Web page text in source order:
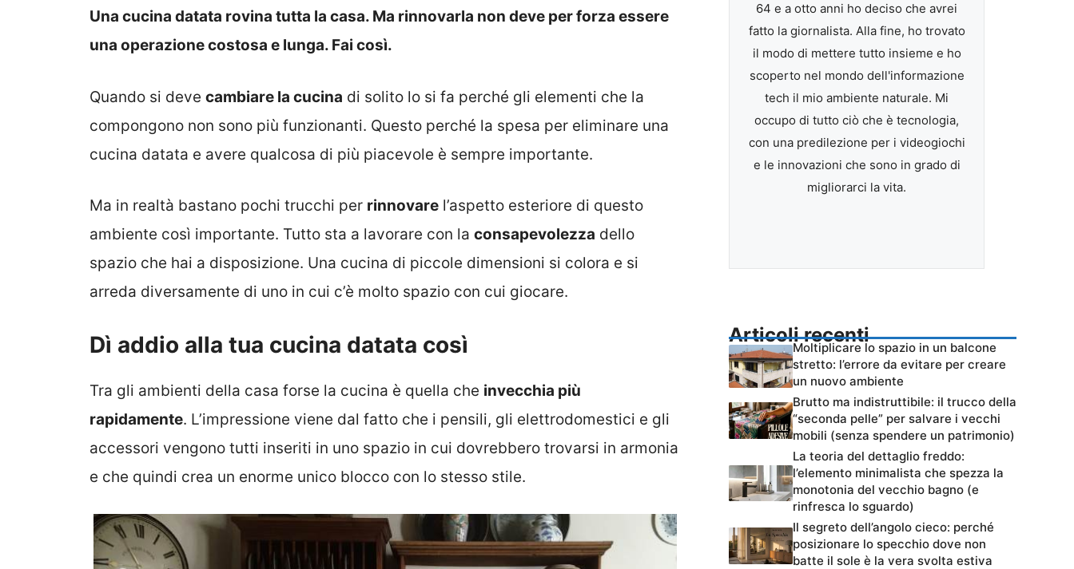
Una cucina datata rovina tutta la casa. Ma rinnovarla non deve per forza essere
una operazione costosa e lunga. Fai così.
Quando si deve cambiare la cucina di solito lo si fa perché gli elementi che la
compongono non sono più funzionanti. Questo perché la spesa per eliminare una
cucina datata e avere qualcosa di più piacevole è sempre importante.
Ma in realtà bastano pochi trucchi per rinnovare l’aspetto esteriore di questo
ambiente così importante. Tutto sta a lavorare con la consapevolezza dello
spazio che hai a disposizione. Una cucina di piccole dimensioni si colora e si
arreda diversamente di uno in cui c’è molto spazio con cui giocare.
Dì addio alla tua cucina datata così
Tra gli ambienti della casa forse la cucina è quella che invecchia più
rapidamente. L’impressione viene dal fatto che i pensili, gli elettrodomestici e gli
accessori vengono tutti inseriti in uno spazio in cui dovrebbero trovarsi in armonia
e che quindi crea un enorme unico blocco con lo stesso stile.
64 e a otto anni ho deciso che avrei
fatto la giornalista. Alla fine, ho trovato
il modo di mettere tutto insieme e ho
scoperto nel mondo dell'informazione
tech il mio ambiente naturale. Mi
occupo di tutto ciò che è tecnologia,
con una predilezione per i videogiochi
e le innovazioni che sono in grado di
migliorarci la vita.
Articoli recenti
Moltiplicare lo spazio in un balcone
stretto: l’errore da evitare per creare
un nuovo ambiente
Brutto ma indistruttibile: il trucco della
“seconda pelle” per salvare i vecchi
mobili (senza spendere un patrimonio)
La teoria del dettaglio freddo:
l’elemento minimalista che spezza la
monotonia del vecchio bagno (e
rinfresca lo sguardo)
Il segreto dell’angolo cieco: perché
posizionare lo specchio dove non
batte il sole è la vera svolta estiva